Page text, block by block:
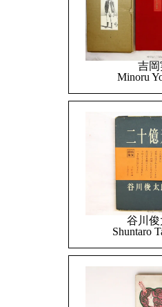
吉岡
Minoru
谷川俊
Shuntaro